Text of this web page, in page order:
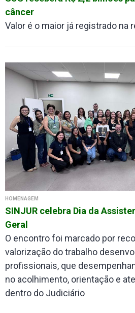
câncer
Valor é o maior já registrado na
HOMENAGEM
SINJUR celebra Dia da
Geral
O encontro foi marcado por
valorização do trabalho
profissionais, que
no acolhimento, orientação e
dentro do Judiciário